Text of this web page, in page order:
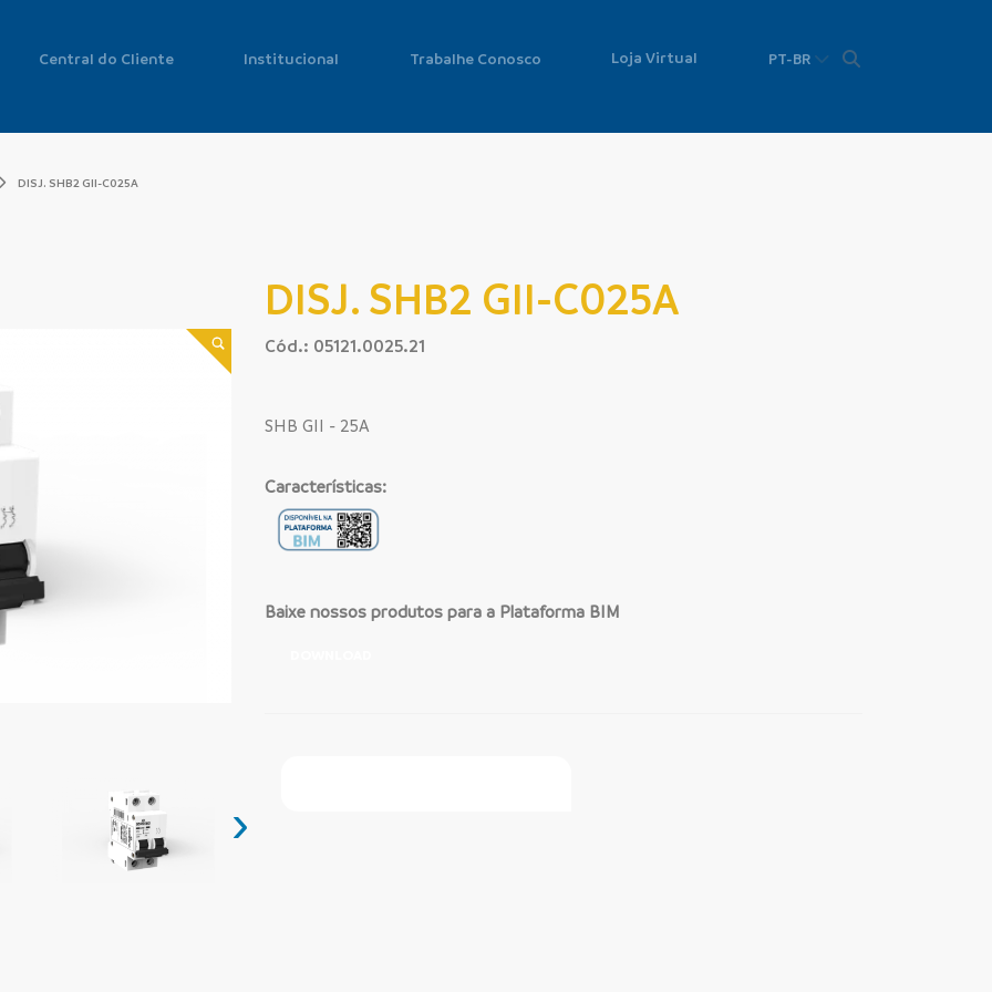
Central do Cliente Institucional Trabalhe Conosco Loja Virtual PT-BR
DISJ. SHB2 GII-C025A
›
DISJ. SHB2 GII-C025A
Cód.: 05121.0025.21
SHB GII - 25A
Características:
Baixe nossos produtos para a Plataforma BIM